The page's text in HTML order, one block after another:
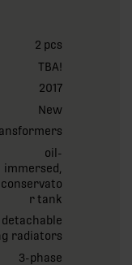
2 pcs
TBA!
2017
New
oil-
immersed,
conservato
r tank
radiators
3-phase